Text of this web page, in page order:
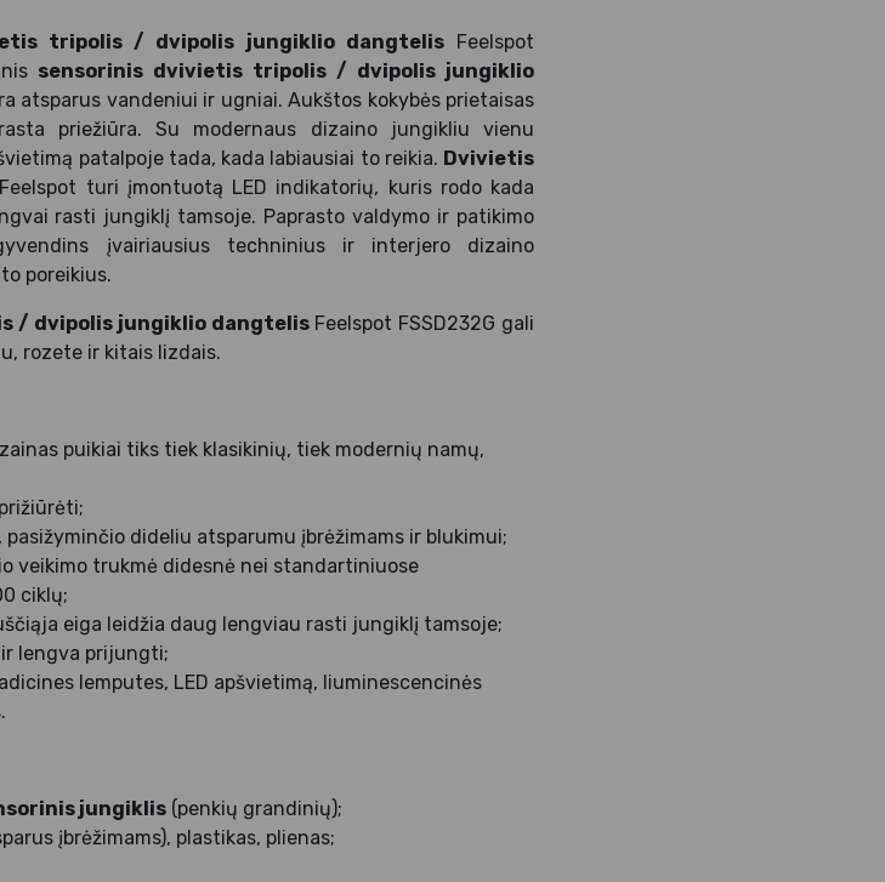
tripolis / dvipolis jungiklio dangtelisFeelspot
sensorinis dvivietis tripolis / dvipolis jungiklio
atsparus vandeniui ir ugniai. Aukštos kokybės prietaisas
priežiūra. Su modernaus dizaino jungikliu vienu
patalpoje tada, kada labiausiai to reikia. Dvivietis
Feelspot turi įmontuotą LED indikatorių, kuris rodo kada
rasti jungiklį tamsoje. Paprasto valdymo ir patikimo
įvairiausius techninius ir interjero dizaino
poreikius.
/ dvipolis jungiklio dangtelis Feelspot FSSD232G gali
rozete ir kitais lizdais.
puikiai tiks tiek klasikinių, tiek modernių namų,
dideliu atsparumu įbrėžimams ir blukimui;
veikimo trukmė didesnė nei standartiniuose
ciklų;
eiga leidžia daug lengviau rasti jungiklį tamsoje;
lengva prijungti;
lemputes, LED apšvietimą, liuminescencinės
jungiklis (penkių grandinių);
įbrėžimams), plastikas, plienas;